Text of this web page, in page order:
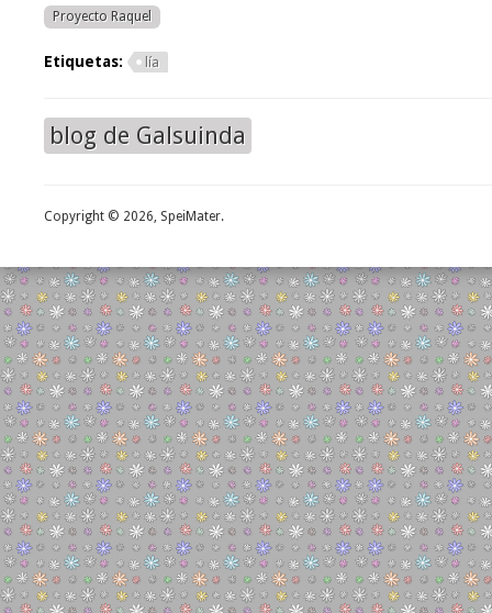
Proyecto Raquel
Etiquetas: lía
blog de Galsuinda
Copyright © 2026, SpeiMater.